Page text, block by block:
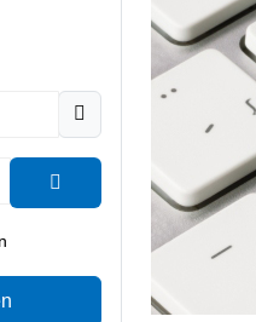
Passwort anzeigen